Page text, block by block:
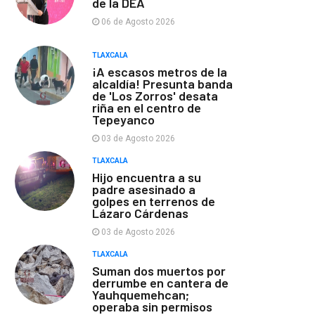
06 de Agosto 2026
TLAXCALA
¡A escasos metros de la
alcaldía! Presunta banda
de 'Los Zorros' desata
riña en el centro de
Tepeyanco
03 de Agosto 2026
TLAXCALA
Hijo encuentra a su
padre asesinado a
golpes en terrenos de
Lázaro Cárdenas
03 de Agosto 2026
TLAXCALA
Suman dos muertos por
derrumbe en cantera de
Yauhquemehcan;
operaba sin permisos